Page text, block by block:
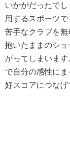
いかがだったで
用するスポーツ
苦手なクラブを
抱いたままのシ
がってしまいま
で自分の感性にま
好スコアにつなげ